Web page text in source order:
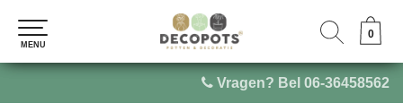
Vragen? Bel 06-36458562
0
MENU
0
MENU